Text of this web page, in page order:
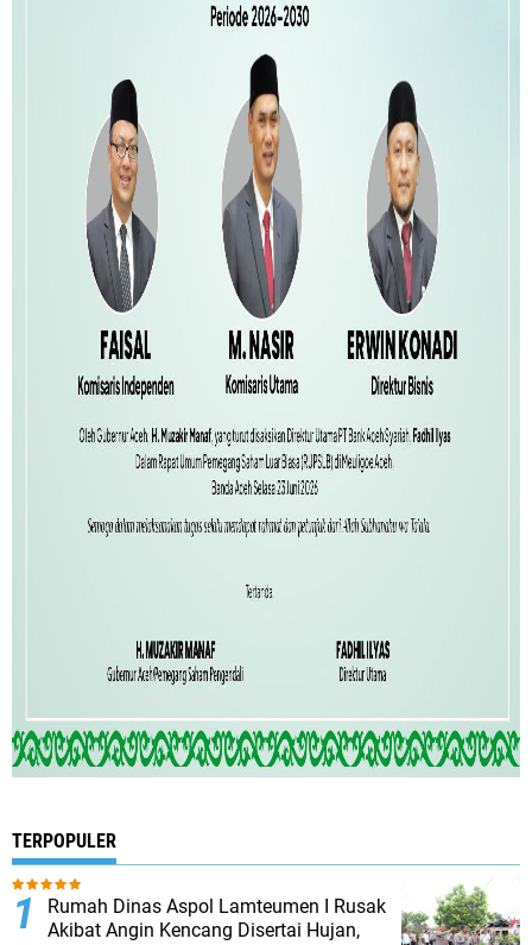
TERPOPULER
Rumah Dinas Aspol Lamteumen I Rusak
Akibat Angin Kencang Disertai Hujan,